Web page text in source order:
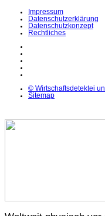
Impressum
Datenschutzerklärung
Datenschutzkonzept
Rechtliches
© Wirtschaftsdetektei
Sitemap